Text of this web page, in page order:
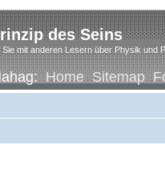
des Seins
mit anderen Lesern über Physik und
Home Sitemap